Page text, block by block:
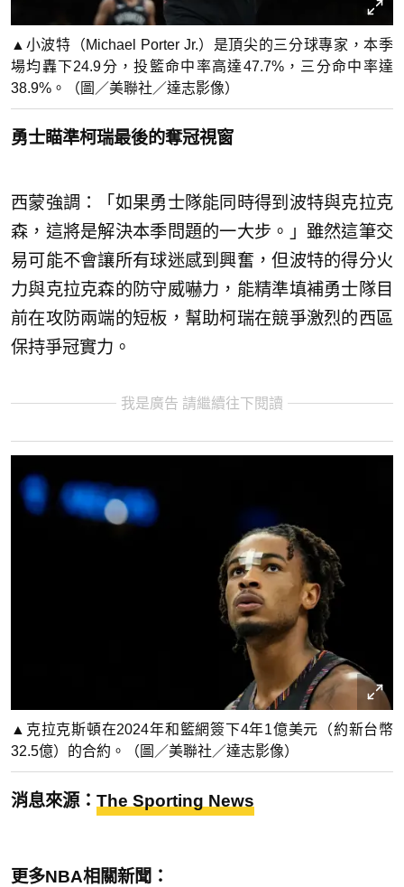
▲小波特（Michael Porter Jr.）是頂尖的三分球專家，本季
場均轟下24.9分，投籃命中率高達47.7%，三分命中率達
38.9%。（圖／美聯社／達志影像）
勇士瞄準柯瑞最後的奪冠視窗
西蒙強調：「如果勇士隊能同時得到波特與克拉克
森，這將是解決本季問題的一大步。」雖然這筆交
易可能不會讓所有球迷感到興奮，但波特的得分火
力與克拉克森的防守威嚇力，能精準填補勇士隊目
前在攻防兩端的短板，幫助柯瑞在競爭激烈的西區
保持爭冠實力。
我是廣告 請繼續往下閱讀
▲克拉克斯頓在2024年和籃網簽下4年1億美元（約新台幣
32.5億）的合約。（圖／美聯社／達志影像）
消息來源： The Sporting News
更多NBA相關新聞：